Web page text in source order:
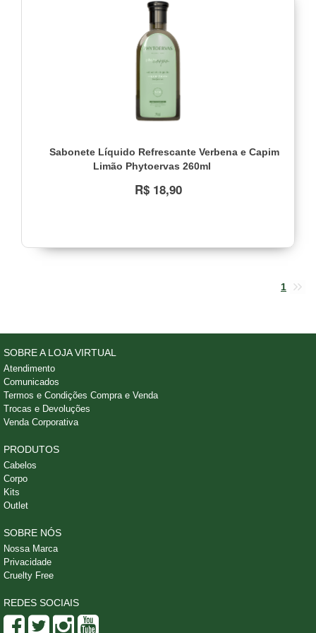
Sabonete Líquido Refrescante Verbena e Capim
Limão Phytoervas 260ml
R$ 18,90
1
SOBRE A LOJA VIRTUAL
Atendimento
Comunicados
Termos e Condições Compra e Venda
Trocas e Devoluções
Venda Corporativa
PRODUTOS
Cabelos
Corpo
Kits
Outlet
SOBRE NÓS
Nossa Marca
Privacidade
Cruelty Free
REDES SOCIAIS